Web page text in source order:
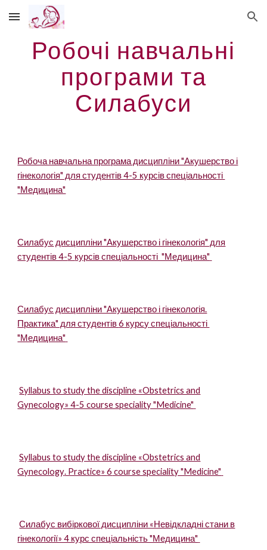
Skip to main content Skip to navigation
Робочі навчальні
програми та
Силабуси
Робоча навчальна програма дисципліни "Акушерство і
гінекологія" для студентів 4-5 курсів спеціальності
"Медицина"
Силабус дисципліни "Акушерство і гінекологія" для
студентів 4-5 курсів спеціальності "Медицина"
Силабус дисципліни "Акушерство і гінекологія.
Практика" для студентів6 курсуспеціальності
"Медицина"
Syllabus to study the discipline «Obstetrics and
Gynecology» 4-5 course speciality "Medicine"
Syllabus to study the discipline «Obstetrics and
Gynecology. Practice»6 course speciality "Medicine"
Силабус вибіркової дисципліни «Невідкладні стани в
гінекології» 4 курс спеціальність "Медицина"